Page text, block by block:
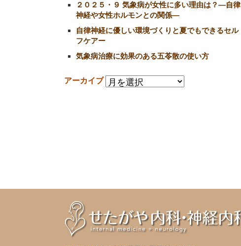
２０２５・９ 気象病が女性に多い理由は？―自律
神経や女性ホルモンとの関係―
自律神経に優しい環境づくりと夏でもできるセル
フケアー
気象病治療に効果のある五苓散の使い方
アーカイブ